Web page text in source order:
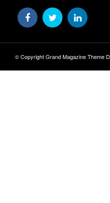
© Copyright Grand Magazine Theme